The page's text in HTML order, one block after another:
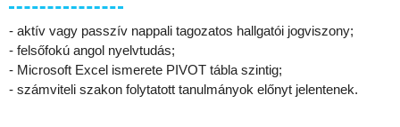
- aktív vagy passzív nappali tagozatos hallgatói jogviszony;
- felsőfokú angol nyelvtudás;
- Microsoft Excel ismerete PIVOT tábla szintig;
- számviteli szakon folytatott tanulmányok előnyt jelentenek.